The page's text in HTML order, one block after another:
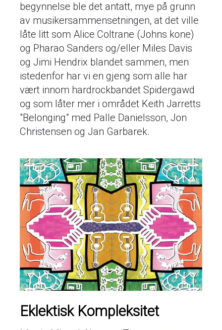
begynnelse ble det antatt, mye på grunn
av musikersammensetningen, at det ville
låte litt som Alice Coltrane (Johns kone)
og Pharao Sanders og/eller Miles Davis
og Jimi Hendrix blandet sammen, men
istedenfor har vi en gjeng som alle har
vært innom hardrockbandet Spidergawd
og som låter mer i området Keith Jarretts
"Belonging" med Palle Danielsson, Jon
Christensen og Jan Garbarek.
Eklektisk Kompleksitet